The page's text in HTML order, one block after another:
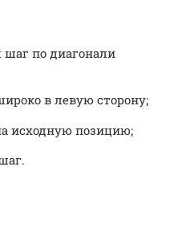
шаг по диагонали
в левую сторону;
исходную позицию;